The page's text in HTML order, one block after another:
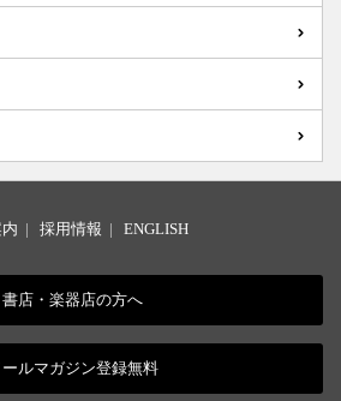
| 採用情報 | ENGLISH
書店・楽器店の方へ
ールマガジン登録無料